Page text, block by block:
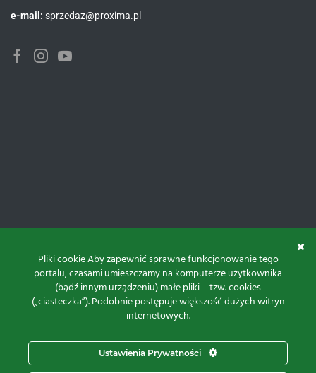
e-mail: sprzedaz@proxima.pl
FacebookInstagramYoutube
Projekt i realizacja:
Pliki cookie Aby zapewnić sprawne funkcjonowanie tego
portalu, czasami umieszczamy na komputerze użytkownika
(bądź innym urządzeniu) małe pliki – tzw. cookies
(„ciasteczka”). Podobnie postępuje większość dużych witryn
internetowych.
Ustawienia Prywatności